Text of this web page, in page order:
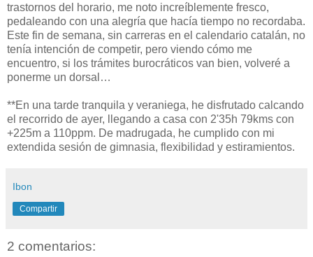
trastornos del horario, me noto increíblemente fresco,
pedaleando con una alegría que hacía tiempo no recordaba.
Este fin de semana, sin carreras en el calendario catalán, no
tenía intención de competir, pero viendo cómo me
encuentro, si los trámites burocráticos van bien, volveré a
ponerme un dorsal…
**En una tarde tranquila y veraniega, he disfrutado calcando
el recorrido de ayer, llegando a casa con 2'35h 79kms con
+225m a 110ppm. De madrugada, he cumplido con mi
extendida sesión de gimnasia, flexibilidad y estiramientos.
Ibon
Compartir
2 comentarios: